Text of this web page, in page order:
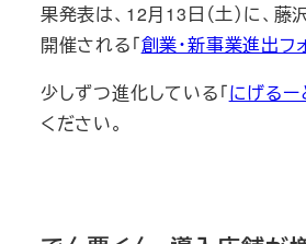
果発表は、12月13日（土）に、藤
開催される「創業・新事業進出フ
少しずつ進化している「にげるー
ください。